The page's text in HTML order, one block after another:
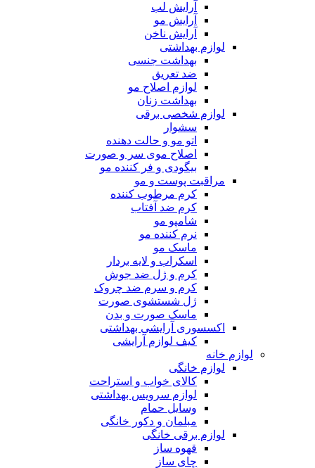
آرایش لب
آرایش مو
آرایش ناخن
لوازم بهداشتی
بهداشت جنسی
ضد تعریق
لوازم اصلاح مو
بهداشت زنان
لوازم شخصی برقی
سشوار
اتو مو و حالت دهنده
اصلاح موی سر و صورت
بیگودی و فر کننده مو
مراقبت پوست و مو
کرم مرطوب کننده
کرم ضد آفتاب
شامپو مو
نرم کننده مو
ماسک مو
اسکراب و لایه بردار
کرم و ژل ضد جوش
کرم و سرم ضد چروک
ژل شستشوی صورت
ماسک صورت و بدن
اکسسوری آرایشی بهداشتی
کیف لوازم آرایشی
لوازم خانه
لوازم خانگی
کالای خواب و استراحت
لوازم سرویس بهداشتی
وسایل حمام
مبلمان و دکور خانگی
لوازم برقی خانگی
قهوه ساز
چای ساز